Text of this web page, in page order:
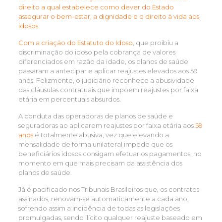
direito a qual estabelece como dever do Estado
assegurar o bem-estar, a dignidade e o direito à vida aos
idosos.
Com a criação do Estatuto do Idoso , que proibiu a
discriminação do idoso pela cobrança de valores
diferenciados em razão da idade, os planos de saúde
passaram a antecipar e aplicar reajustes elevados aos 59
anos. Felizmente, o judiciário reconhece a abusividade
das cláusulas contratuais que impõem reajustes por faixa
etária em percentuais absurdos.
A conduta das operadoras de planos de saúde e
seguradoras ao aplicarem reajustes por faixa etária aos59
anosé totalmente abusiva, vez que elevando a
mensalidade de forma unilateral impede que os
beneficiários idosos consigam efetuar os pagamentos, no
momento em que mais precisam da assistência dos
planos de saúde.
Já é pacificado nos Tribunais Brasileiros que, os contratos
assinados, renovam-se automaticamente a cada ano,
sofrendo assim a incidência de todas as legislações
promulgadas, sendo ilícito qualquer reajuste baseado em